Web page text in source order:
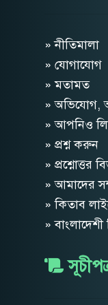
» নীতিমালা
» যোগাযোগ
» মতামত
» অভিযোগ,
» আপনিও
» প্রশ্ন করুন
» প্রশ্নোত্তর
» আমাদের
» কিতাব
»